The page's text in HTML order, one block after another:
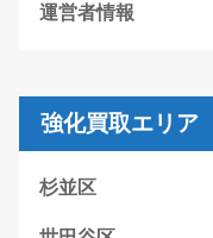
運営者情報
強化買取エリア
杉並区